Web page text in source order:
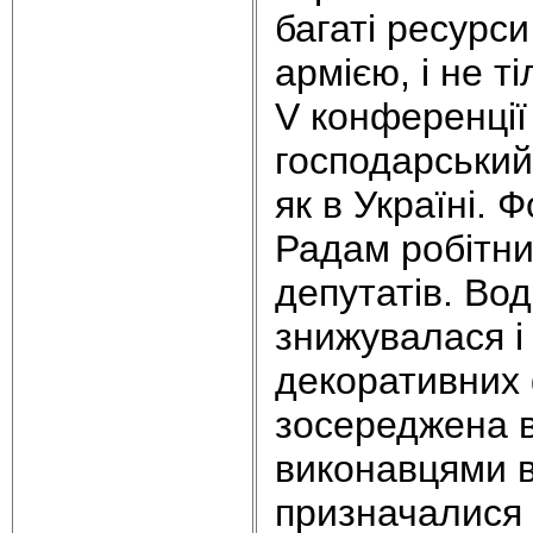
багаті
армією, і не
V
як в
Радам
депутатів.
знижувалася
зосереджена
виконавцями